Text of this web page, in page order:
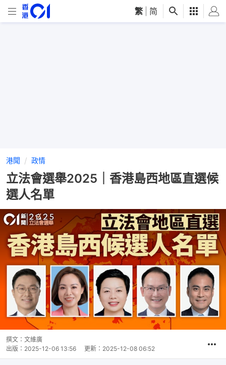
繁 简
港聞 政情
立法會選舉2025｜香港島西地區直選候
選人名單
撰文： 文維廣
出版： 2025-12-06 13:56 更新： 2025-12-08 06:52